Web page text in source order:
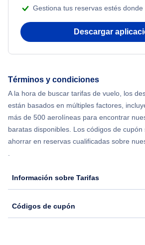
Flights from Nueva York to Atenas
Flights from Shanghai to Nueva York
Flights from Delhi to Nueva York
Flights from Chicago to Delhi
Flights from Nueva York to Hong Kong
Flights from Nueva York to Lisboa
Gestiona tus reservas estés donde
Descargar
Términos y condiciones
A la hora de buscar tarifas de vuelo, los
están basados en múltiples factores,
más de 500 aerolíneas para encontrar
baratas disponibles. Los códigos de
ahorrar en reservas cualificadas sobre
.
Información sobre Tarifas
Códigos de cupón